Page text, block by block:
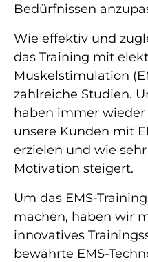
Bedürfnissen
Wie effektiv und
das Training mit
Muskelstimulation
zahlreiche Studien.
haben immer
unsere Kunden mit
erzielen und wie
Motivation steigert.
Um das EMS-
machen, haben wir
innovatives
bewährte EMS-